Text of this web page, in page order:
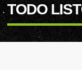
TODO